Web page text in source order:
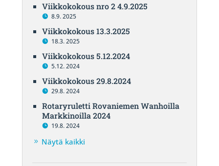
Viikkokokous nro 2 4.9.2025
8.9. 2025
Viikkokokous 13.3.2025
18.3. 2025
Viikkokokous 5.12.2024
5.12. 2024
Viikkokokous 29.8.2024
29.8. 2024
Rotaryruletti Rovaniemen Wanhoilla
Markkinoilla 2024
19.8. 2024
Näytä kaikki